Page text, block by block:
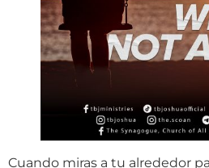
Cuando miras a tu alrededor